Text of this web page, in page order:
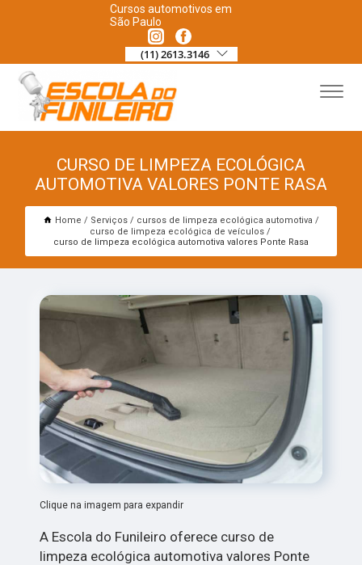
Cursos automotivos em
São Paulo
(11) 2613.3146
CURSO DE LIMPEZA ECOLÓGICA
AUTOMOTIVA VALORES PONTE RASA
Home Serviços
cursos de limpeza ecológica automotiva
curso de limpeza ecológica de veículos
curso de limpeza ecológica automotiva valores Ponte Rasa
Clique na imagem para expandir
A Escola do Funileiro oferece curso de
limpeza ecológica automotiva valores Ponte